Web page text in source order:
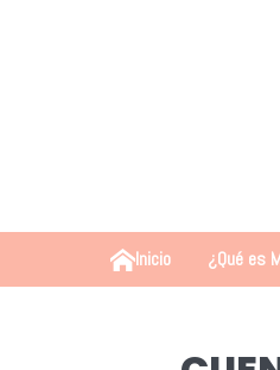
Inicio ¿Qué es